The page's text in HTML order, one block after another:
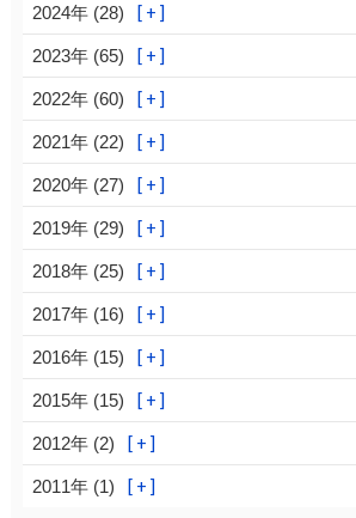
2024年 (28)
2023年 (65)
2022年 (60)
2021年 (22)
2020年 (27)
2019年 (29)
2018年 (25)
2017年 (16)
2016年 (15)
2015年 (15)
2012年 (2)
2011年 (1)